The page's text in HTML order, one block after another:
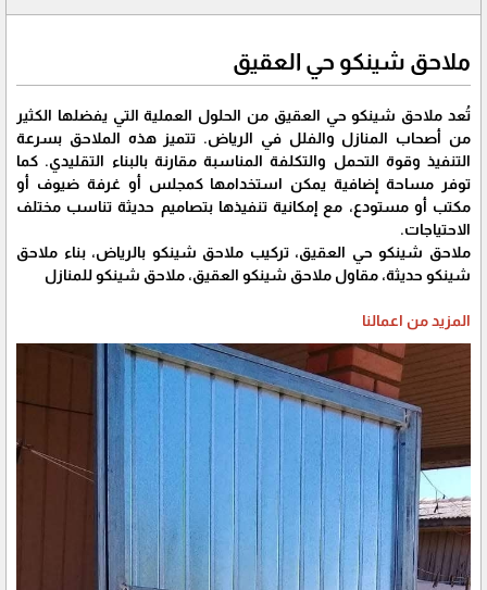
ملاحق شينكو حي العقيق
تُعد ملاحق شينكو حي العقيق من الحلول العملية التي يفضلها الكثير
من أصحاب المنازل والفلل في الرياض. تتميز هذه الملاحق بسرعة
التنفيذ وقوة التحمل والتكلفة المناسبة مقارنة بالبناء التقليدي. كما
توفر مساحة إضافية يمكن استخدامها كمجلس أو غرفة ضيوف أو
مكتب أو مستودع، مع إمكانية تنفيذها بتصاميم حديثة تناسب مختلف
الاحتياجات.
ملاحق شينكو حي العقيق، تركيب ملاحق شينكو بالرياض، بناء ملاحق
شينكو حديثة، مقاول ملاحق شينكو العقيق، ملاحق شينكو للمنازل
المزيد من اعمالنا